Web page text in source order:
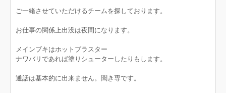
ご一緒させていただけるチームを探しております。
お仕事の関係上出没は夜間になります。
メインブキはホットブラスター
ナワバリであれば塗りシューターしたりもします。
通話は基本的に出来ません。聞き専です。